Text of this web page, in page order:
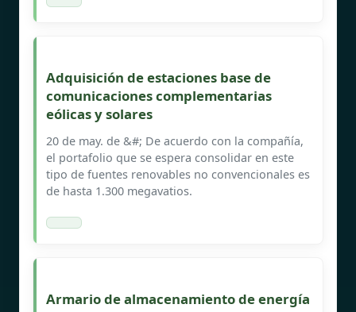
Adquisición de estaciones base de
comunicaciones complementarias
eólicas y solares
20 de may. de &#; De acuerdo con la compañía,
el portafolio que se espera consolidar en este
tipo de fuentes renovables no convencionales es
de hasta 1.300 megavatios.
Armario de almacenamiento de energía